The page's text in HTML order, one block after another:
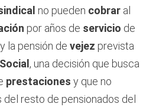
no pueden cobrar al
por años de servicio de
la pensión de vejez prevista
, una decisión que busca
prestaciones y que no
resto de pensionados del